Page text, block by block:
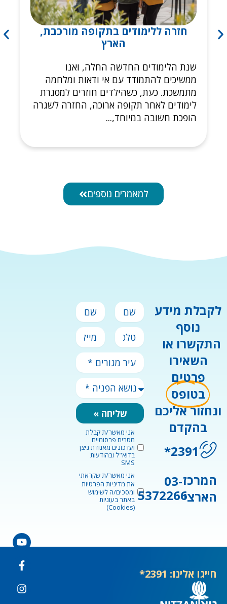
חזרה ללימודים בתקופה מורכבת,
הארץ
שנת הלימודים החדשה החלה, ואנו
ממשיכים להתמודד עם אי ודאות ומלחמה
מתמשכת. כעת, כשהילדים חוזרים למסגרת
לימודים לאחר תקופה ארוכה, החזרה לשגרה
הופכת חשובה במיוחד,...
למאמרים נוספים
לקבלת מידע
נוסף
התקשרו או
השאירו
פרטים
בטופס
ונחזור אליכם
בהקדם
2391*
המרכז
הארצי
03-
5372266
שם
פרטי
שם
משפחה
טלפון
מייל
עיר
מגורים
נושא
הפניה
marketingConsent
אני מאשר/ת קבלת
מסרים פרסומיים
ועדכונים מאגודת ניצן
בדוא"ל ובהודעות
SMS
privacyConsent
אני מאשר/ת שקראתי
את מדיניות הפרטיות
ומסכים/ה לשימוש
באתר בעוגיות
(Cookies)
שליחה »
חייגו אלינו: 2391*
f
in